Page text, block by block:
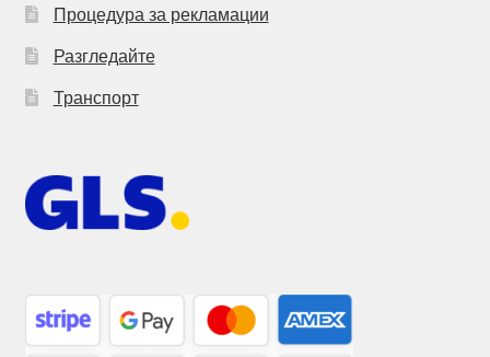
Процедура за рекламации
Разгледайте
Транспорт